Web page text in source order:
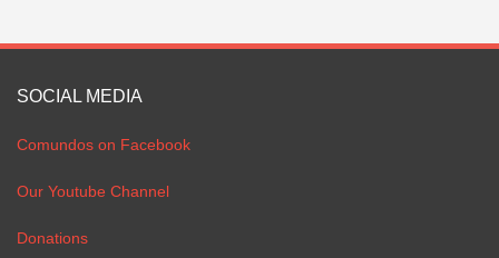
SOCIAL MEDIA
Comundos on Facebook
Our Youtube Channel
Donations